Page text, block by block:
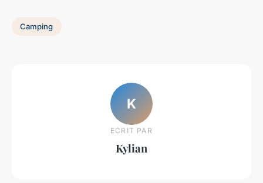
Camping
K
ECRIT PAR
Kylian